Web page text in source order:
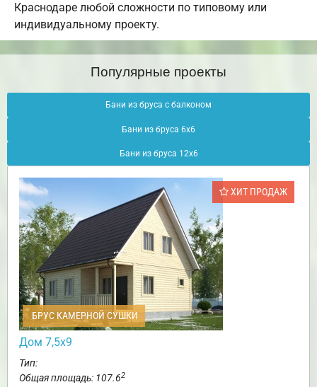
Краснодаре любой сложности по типовому или
индивидуальному проекту.
Популярные проекты
Бани из бруса с балконом
Бани из бруса 6х6
Бани из бруса 12х6
ХИТ ПРОДАЖ
БРУС КАМЕРНОЙ СУШКИ
Дом 7,5х9
Тип:
Общая площадь: 107.62